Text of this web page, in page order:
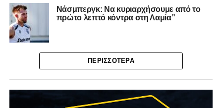
Νάσμπεργκ: Να κυριαρχήσουμε από το
πρώτο λεπτό κόντρα στη Λαμία”
ΠΕΡΙΣΣΌΤΕΡΑ